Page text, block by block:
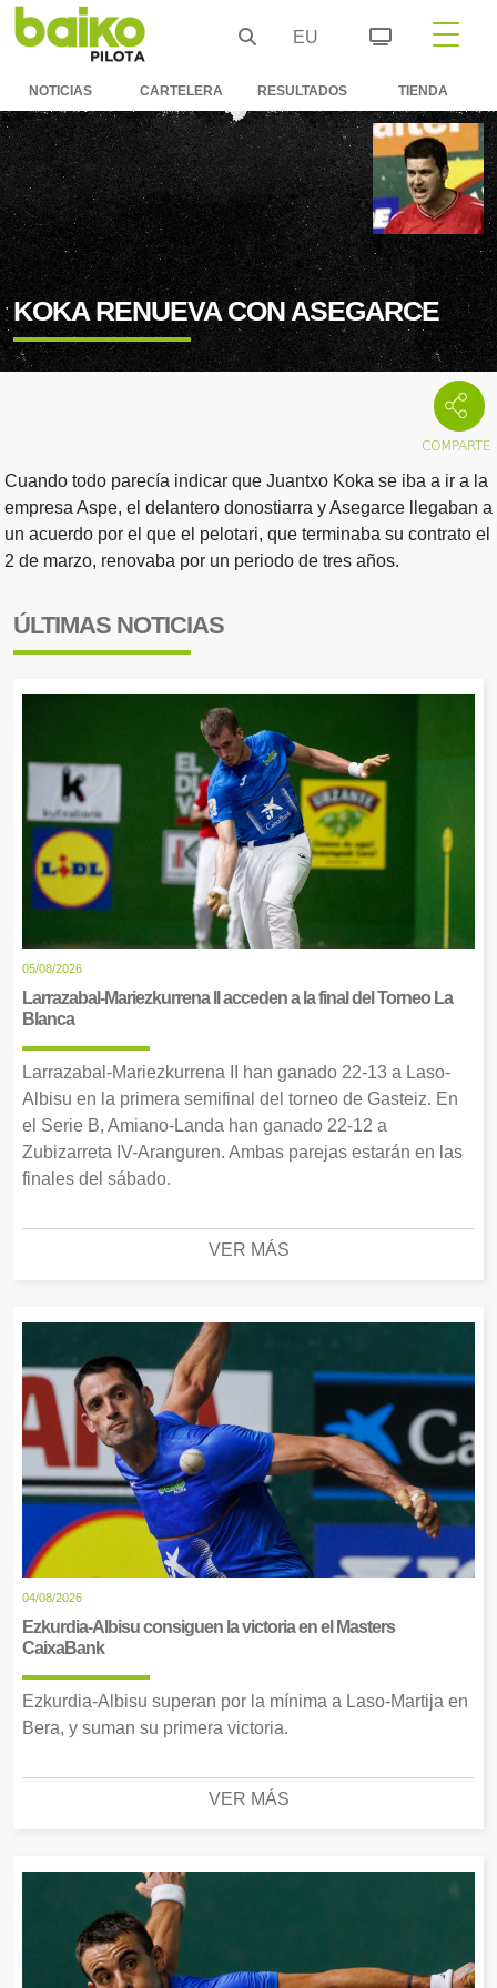
EU
NOTICIAS CARTELERA RESULTADOS TIENDA
KOKA RENUEVA CON ASEGARCE
Cuando todo parecía indicar que Juantxo Koka se iba a ir a la
empresa Aspe, el delantero donostiarra y Asegarce llegaban a
un acuerdo por el que el pelotari, que terminaba su contrato el
2 de marzo, renovaba por un periodo de tres años.
ÚLTIMAS NOTICIAS
05/08/2026
Larrazabal-Mariezkurrena II acceden a la final del Torneo La
Blanca
Larrazabal-Mariezkurrena II han ganado 22-13 a Laso-
Albisu en la primera semifinal del torneo de Gasteiz. En
el Serie B, Amiano-Landa han ganado 22-12 a
Zubizarreta IV-Aranguren. Ambas parejas estarán en las
finales del sábado.
VER MÁS
04/08/2026
Ezkurdia-Albisu consiguen la victoria en el Masters
CaixaBank
Ezkurdia-Albisu superan por la mínima a Laso-Martija en
Bera, y suman su primera victoria.
VER MÁS